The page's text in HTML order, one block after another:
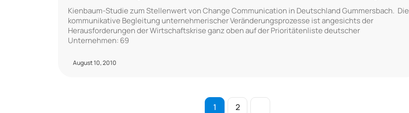
Kienbaum-Studie zum Stellenwert von Change Communication in Deutschland Gummersbach. Die
kommunikative Begleitung unternehmerischer Veränderungsprozesse ist angesichts der
Herausforderungen der Wirtschaftskrise ganz oben auf der Prioritätenliste deutscher
Unternehmen: 69
August 10, 2010
1 2